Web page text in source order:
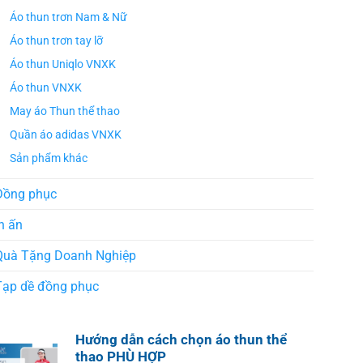
Áo thun trơn Nam & Nữ
Áo thun trơn tay lỡ
Áo thun Uniqlo VNXK
Áo thun VNXK
May áo Thun thể thao
Quần áo adidas VNXK
Sản phẩm khác
phục
ấn
Tặng Doanh Nghiệp
dề đồng phục
Hướng dẫn cách chọn áo thun thể
thao PHÙ HỢP